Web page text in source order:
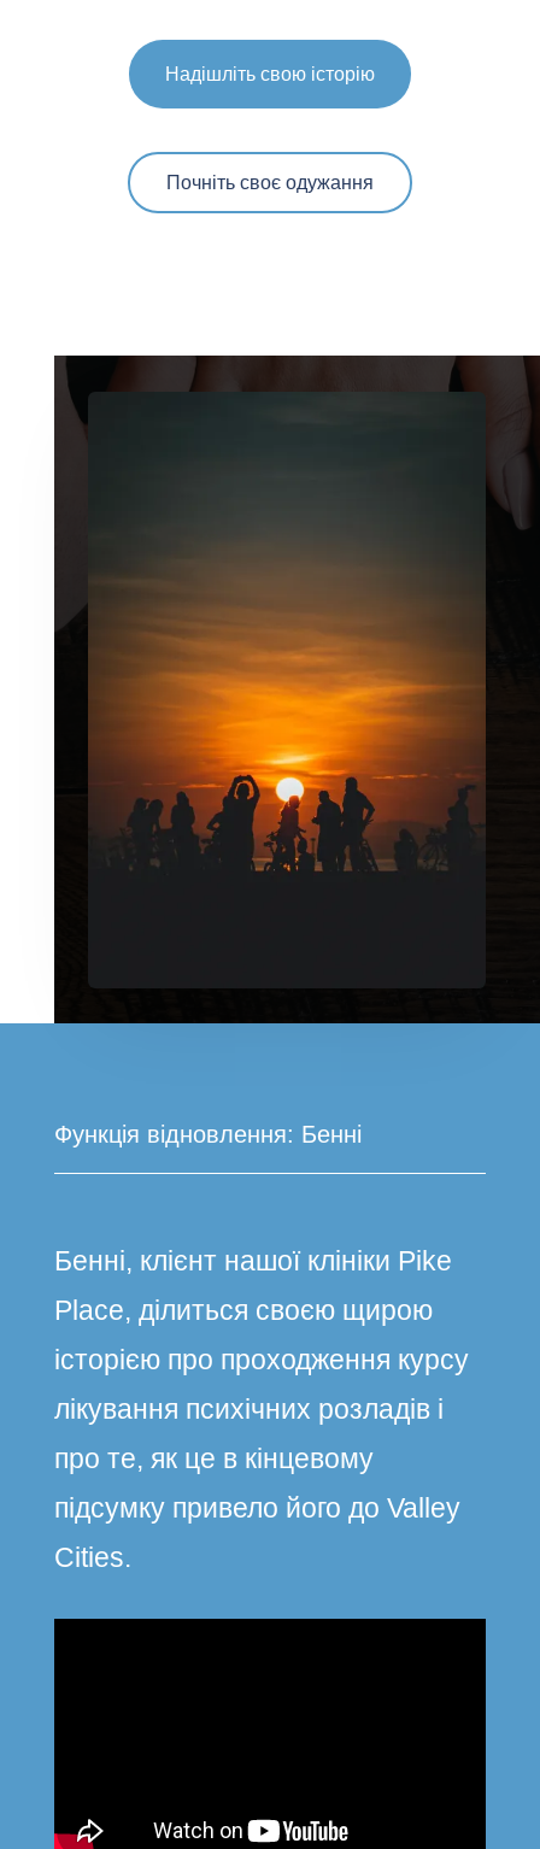
Надішліть свою історію
Почніть своє одужання
Функція відновлення: Бенні
Бенні, клієнт нашої клініки Pike
Place, ділиться своєю щирою
історією про проходження курсу
лікування психічних розладів і
про те, як це в кінцевому
підсумку привело його до Valley
Cities.